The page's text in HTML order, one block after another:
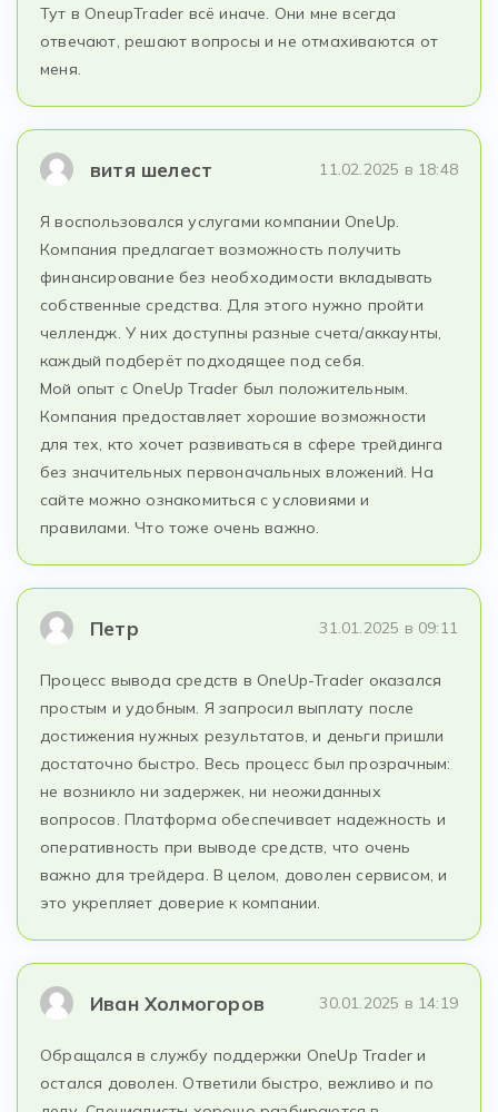
Тут в OneupTrader всё иначе. Они мне всегда
отвечают, решают вопросы и не отмахиваются от
меня.
витя шелест 11.02.2025 в 18:48
Я воспользовался услугами компании OneUp.
Компания предлагает возможность получить
финансирование без необходимости вкладывать
собственные средства. Для этого нужно пройти
челлендж. У них доступны разные счета/аккаунты,
каждый подберёт подходящее под себя.
Мой опыт с OneUp Trader был положительным.
Компания предоставляет хорошие возможности
для тех, кто хочет развиваться в сфере трейдинга
без значительных первоначальных вложений. На
сайте можно ознакомиться с условиями и
правилами. Что тоже очень важно.
Петр 31.01.2025 в 09:11
Процесс вывода средств в OneUp-Trader оказался
простым и удобным. Я запросил выплату после
достижения нужных результатов, и деньги пришли
достаточно быстро. Весь процесс был прозрачным:
не возникло ни задержек, ни неожиданных
вопросов. Платформа обеспечивает надежность и
оперативность при выводе средств, что очень
важно для трейдера. В целом, доволен сервисом, и
это укрепляет доверие к компании.
Иван Холмогоров 30.01.2025 в 14:19
Обращался в службу поддержки OneUp Trader и
остался доволен. Ответили быстро, вежливо и по